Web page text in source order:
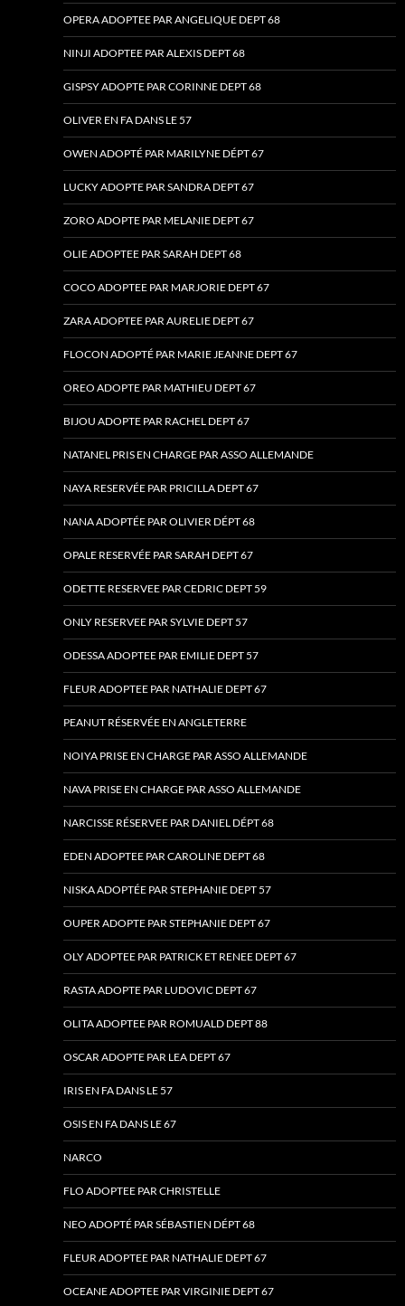
OPERA ADOPTEE PAR ANGELIQUE DEPT 68
NINJI ADOPTEE PAR ALEXIS DEPT 68
GISPSY ADOPTE PAR CORINNE DEPT 68
OLIVER EN FA DANS LE 57
OWEN ADOPTÉ PAR MARILYNE DÉPT 67
LUCKY ADOPTE PAR SANDRA DEPT 67
ZORO ADOPTE PAR MELANIE DEPT 67
OLIE ADOPTEE PAR SARAH DEPT 68
COCO ADOPTEE PAR MARJORIE DEPT 67
ZARA ADOPTEE PAR AURELIE DEPT 67
FLOCON ADOPTÉ PAR MARIE JEANNE DEPT 67
OREO ADOPTE PAR MATHIEU DEPT 67
BIJOU ADOPTE PAR RACHEL DEPT 67
NATANEL PRIS EN CHARGE PAR ASSO ALLEMANDE
NAYA RESERVÉE PAR PRICILLA DEPT 67
NANA ADOPTÉE PAR OLIVIER DÉPT 68
OPALE RESERVÉE PAR SARAH DEPT 67
ODETTE RESERVEE PAR CEDRIC DEPT 59
ONLY RESERVEE PAR SYLVIE DEPT 57
ODESSA ADOPTEE PAR EMILIE DEPT 57
FLEUR ADOPTEE PAR NATHALIE DEPT 67
PEANUT RÉSERVÉE EN ANGLETERRE
NOIYA PRISE EN CHARGE PAR ASSO ALLEMANDE
NAVA PRISE EN CHARGE PAR ASSO ALLEMANDE
NARCISSE RÉSERVEE PAR DANIEL DÉPT 68
EDEN ADOPTEE PAR CAROLINE DEPT 68
NISKA ADOPTÉE PAR STEPHANIE DEPT 57
OUPER ADOPTE PAR STEPHANIE DEPT 67
OLY ADOPTEE PAR PATRICK ET RENEE DEPT 67
RASTA ADOPTE PAR LUDOVIC DEPT 67
OLITA ADOPTEE PAR ROMUALD DEPT 88
OSCAR ADOPTE PAR LEA DEPT 67
IRIS EN FA DANS LE 57
OSIS EN FA DANS LE 67
NARCO
FLO ADOPTEE PAR CHRISTELLE
NEO ADOPTÉ PAR SÉBASTIEN DÉPT 68
FLEUR ADOPTEE PAR NATHALIE DEPT 67
OCEANE ADOPTEE PAR VIRGINIE DEPT 67